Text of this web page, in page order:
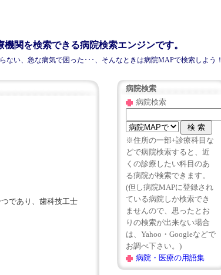
関を検索できる病院検索エンジンです。
ない、急な病気で困った･･･、そんなときは病院MAPで検索しよう！
病院検索
病院検索
※住所の一部+診療科目な
どで病院検索すると、近
くの診療したい科目のあ
る病院が検索できます。
(但し病院MAPに登録され
ている病院 しか検索でき
ませんので、思ったとお
りの検索が出来ない場合
は、Yahoo・Googleなどで
お調べ下さい。)
病院・医療の用語集
であり、歯科技工士